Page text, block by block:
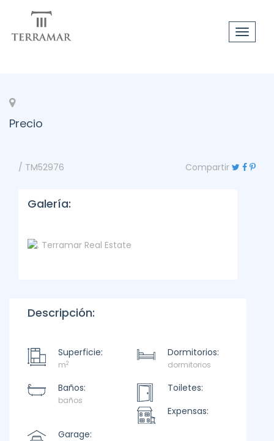
Toggle
Precio
/ TM52976 Compartir
Galería:
Descripción:
Superficie:
m2
Dormitorios:
dormitorios
Baños:
baños
Toiletes:
Expensas:
Garage: